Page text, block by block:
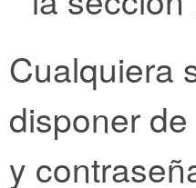
Cualquiera
disponer
y